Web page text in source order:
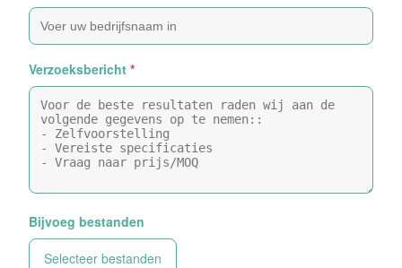
Verzoeksbericht *
Bijvoeg bestanden
Selecteer bestanden